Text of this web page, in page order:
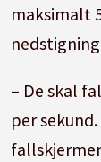
maksimalt
– De skal
per